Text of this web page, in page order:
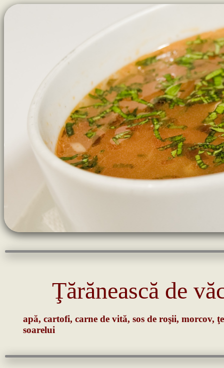
Ţărănească de
apă, cartofi, carne de vită, sos de roşii, morcov,
soarelui